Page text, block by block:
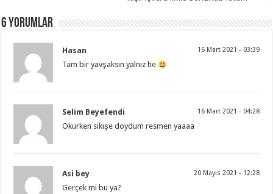
6 Yorumlar
Hasan 16 Mart 2021 - 03:39
Tam bir yavşaksın yalnız he
Selim Beyefendi 16 Mart 2021 - 04:28
Okurken sikişe doydum resmen yaaaa
Asi bey 20 Mayıs 2021 - 12:28
Gerçek mi bu ya?